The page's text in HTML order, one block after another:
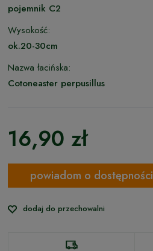
pojemnik C2
Wysokość:
ok.20-30cm
Nazwa łacińska:
Cotoneaster perpusillus
16,90 zł
powiadom o dostępności
dodaj do przechowalni